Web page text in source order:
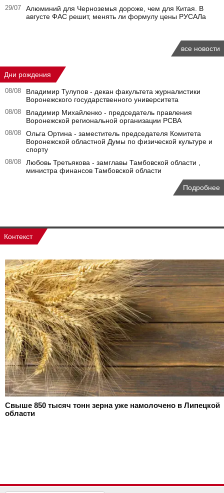
29/07
Алюминий для Черноземья дороже, чем для Китая. В
августе ФАС решит, менять ли формулу цены РУСАЛа
все новости
Дни рождения
08/08
Владимир Тулупов - декан факультета журналистики
Воронежского государственного университета
08/08
Владимир Михайленко - председатель правления
Воронежской региональной организации РСВА
08/08
Ольга Ортина - заместитель председателя Комитета
Воронежской областной Думы по физической культуре и
спорту
08/08
Любовь Третьякова - замглавы Тамбовской области ,
министра финансов Тамбовской области
Подробнее
Контекст
Свыше 850 тысяч тонн зерна уже намолочено в Липецкой
области